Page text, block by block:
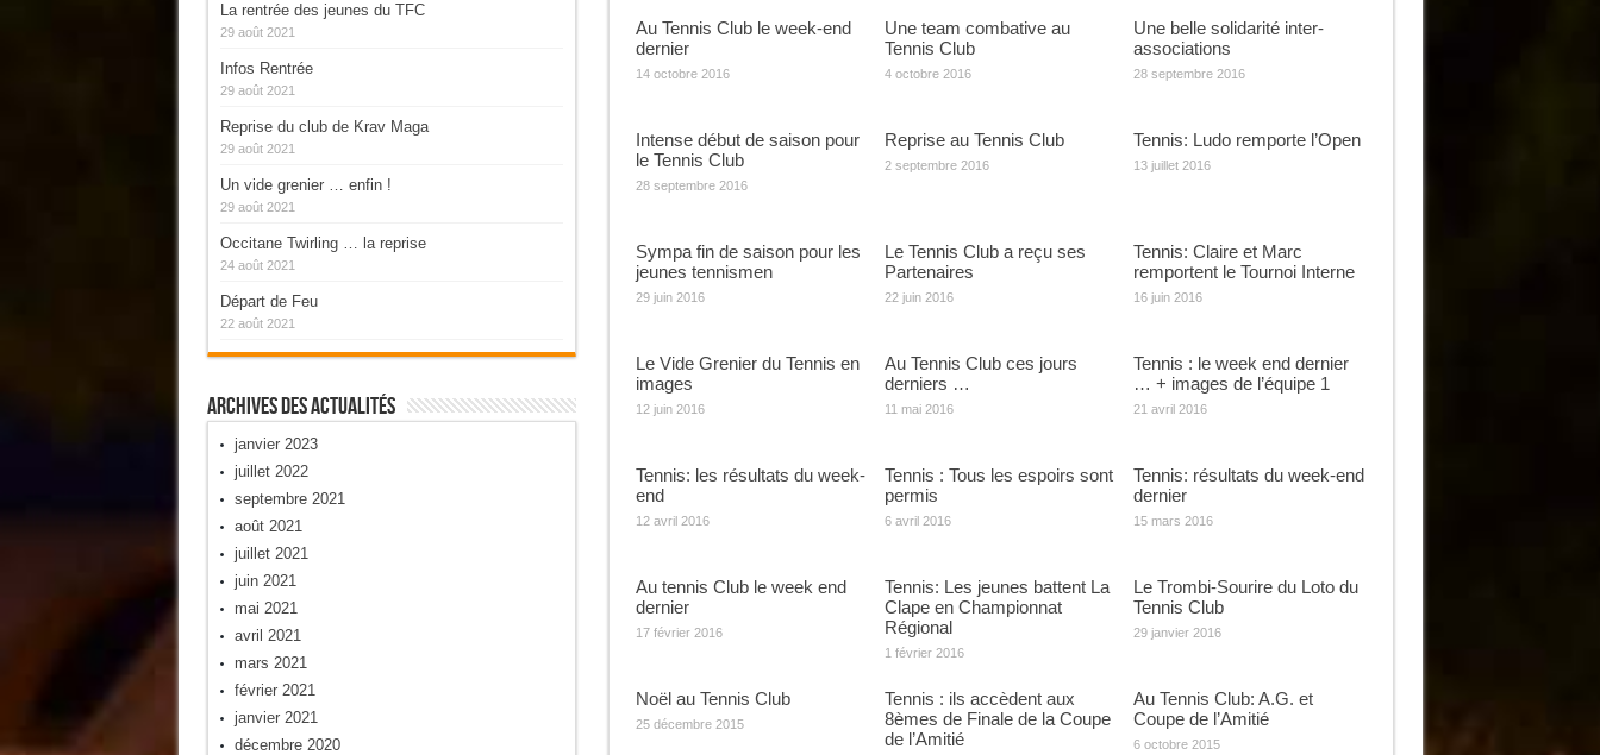
Au Tennis Club le week-end
dernier
14 octobre 2016
Une team combative au
Tennis Club
4 octobre 2016
Une belle solidarité inter-
associations
28 septembre 2016
Intense début de saison pour
le Tennis Club
28 septembre 2016
Reprise au Tennis Club
2 septembre 2016
Tennis: Ludo remporte l’Open
13 juillet 2016
Sympa fin de saison pour les
jeunes tennismen
29 juin 2016
Le Tennis Club a reçu ses
Partenaires
22 juin 2016
Tennis: Claire et Marc
remportent le Tournoi Interne
16 juin 2016
Le Vide Grenier du Tennis en
images
12 juin 2016
Au Tennis Club ces jours
derniers …
11 mai 2016
Tennis : le week end dernier
… + images de l’équipe 1
21 avril 2016
Tennis: les résultats du week-
end
12 avril 2016
Tennis : Tous les espoirs sont
permis
6 avril 2016
Tennis: résultats du week-end
dernier
15 mars 2016
Au tennis Club le week end
dernier
17 février 2016
Tennis: Les jeunes battent La
Clape en Championnat
Régional
1 février 2016
Le Trombi-Sourire du Loto du
Tennis Club
29 janvier 2016
Noël au Tennis Club
25 décembre 2015
Tennis : ils accèdent aux
8èmes de Finale de la Coupe
de l’Amitié
Au Tennis Club: A.G. et
Coupe de l’Amitié
6 octobre 2015
La rentrée des jeunes du TFC
29 août 2021
Infos Rentrée
29 août 2021
Reprise du club de Krav Maga
29 août 2021
Un vide grenier … enfin !
29 août 2021
Occitane Twirling … la reprise
24 août 2021
Départ de Feu
22 août 2021
Archives Des Actualités
janvier 2023
juillet 2022
septembre 2021
août 2021
juillet 2021
juin 2021
mai 2021
avril 2021
mars 2021
février 2021
janvier 2021
décembre 2020